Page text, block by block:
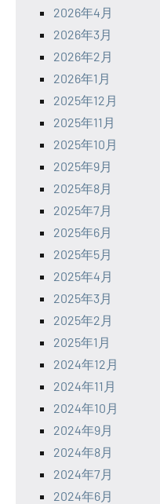
2026年4月
2026年3月
2026年2月
2026年1月
2025年12月
2025年11月
2025年10月
2025年9月
2025年8月
2025年7月
2025年6月
2025年5月
2025年4月
2025年3月
2025年2月
2025年1月
2024年12月
2024年11月
2024年10月
2024年9月
2024年8月
2024年7月
2024年6月